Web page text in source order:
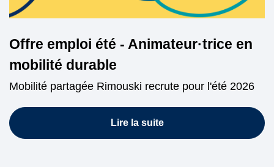
Offre emploi été - Animateur·trice en
mobilité durable
Mobilité partagée Rimouski recrute pour l'été 2026
Lire la suite